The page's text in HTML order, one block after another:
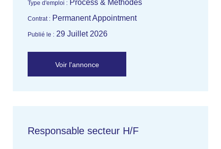
Type d'emploi : Process & Méthodes
Contrat : Permanent Appointment
Publié le : 29 Juillet 2026
Voir l'annonce
Responsable secteur H/F